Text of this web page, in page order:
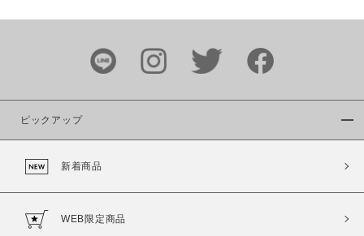
ブランド
カラー
ピックアップ
新着商品
WEB限定商品